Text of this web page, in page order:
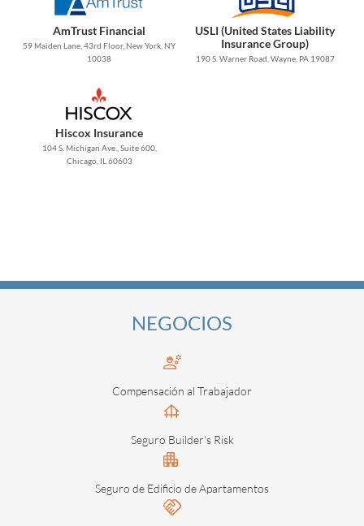
AmTrust Financial
59 Maiden Lane, 43rd Floor, New York, NY
10038
USLI (United States Liability
Insurance Group)
190 S. Warner Road, Wayne, PA 19087
Hiscox Insurance
104 S. Michigan Ave., Suite 600,
Chicago, IL 60603
NEGOCIOS
Compensación al Trabajador
Seguro Builder's Risk
Seguro de Edificio de Apartamentos